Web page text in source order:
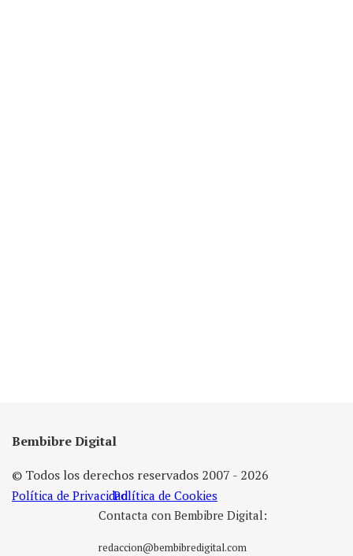
Bembibre Digital
© Todos los derechos reservados 2007 - 2026
Política de PrivacidadPolítica de Cookies
Contacta con Bembibre Digital:
redaccion@bembibredigital.com